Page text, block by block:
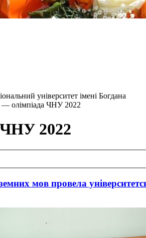
університет імені Богдана
олімпіада ЧНУ 2022
ЧНУ 2022
мов провела